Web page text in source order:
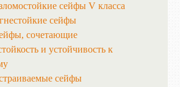
сейфы V класса
сейфы
сочетающие
и устойчивость к
сейфы